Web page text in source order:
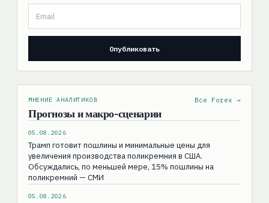
МНЕНИЕ АНАЛИТИКОВ
Прогнозы и макро-сценарии
Все Forex →
05.08.2026
Трамп готовит пошлины и минимальные цены для
увеличения производства поликремния в США.
Обсуждались, по меньшей мере, 15% пошлины на
поликремний — СМИ
05.08.2026